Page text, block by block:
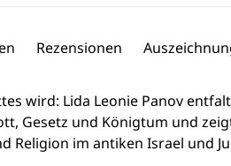
Rezensionen
wird: Lida Leonie Panov
Gesetz und Königtum und
Religion im antiken Israel und